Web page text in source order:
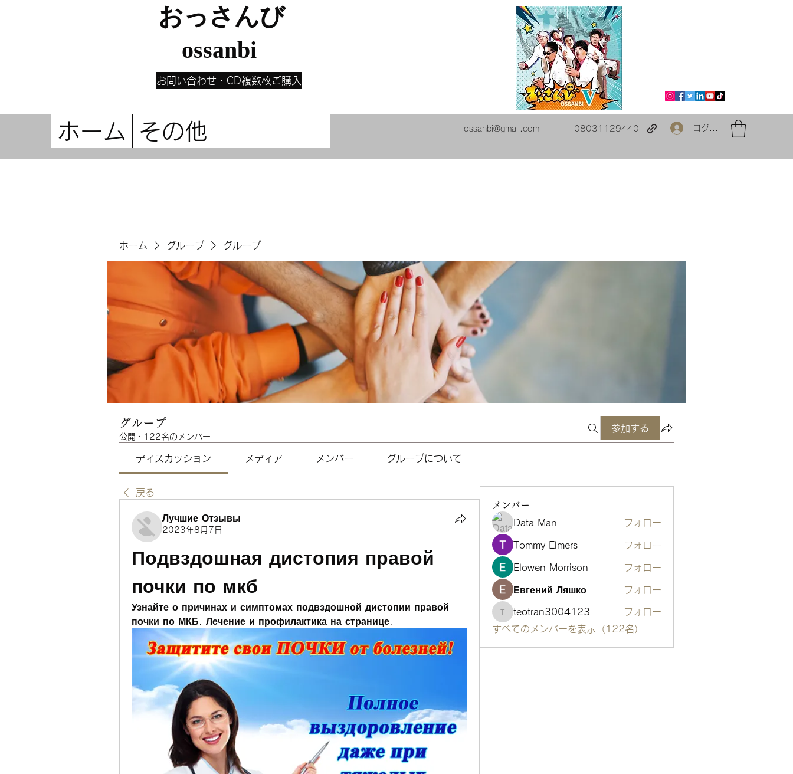
おっさんび​
ossanbi
お問い合わせ・CD複数枚ご購入
ホーム その他 ossanbi@gmail.com 08031129440 ログイン
ホーム グループ グループ
グループ
公開 · 122名のメンバー
参加する
ディスカッション メディア メンバー グループについて
戻る
Лучшие Отзывы
2023年8月7日
Подвздошная дистопия правой
почки по мкб
Узнайте о причинах и симптомах подвздошной дистопии правой
почки по МКБ. Лечение и профилактика на странице.
メンバー
Data Man
フォロー
Tommy Elmers フォロー
Elowen Morrison フォロー
Евгений Ляшко フォロー
teotran3004123
teotran3004123
フォロー
すべてのメンバーを表示（122名）